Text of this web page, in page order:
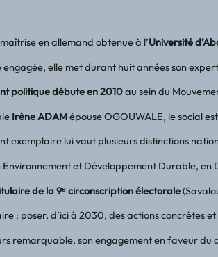
en allemand obtenue à l’Université
engagée, elle met durant huit années son
politique débute en 2010au sein du
Irène ADAMépouse OGOUWALE, le social
exemplaire lui vaut plusieurs distinctions
Environnement et Développement Durable,
de la 9ᵉ circonscription électorale
: poser, d’ici à 2030, des actions concrètes
remarquable, son engagement en faveur du